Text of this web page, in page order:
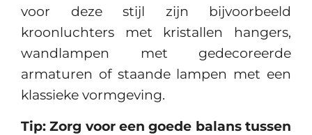
voor deze stijl zijn bijvoorbeeld
kroonluchters met kristallen hangers,
wandlampen met gedecoreerde
armaturen of staande lampen met een
klassieke vormgeving.
Tip: Zorg voor een goede balans tussen